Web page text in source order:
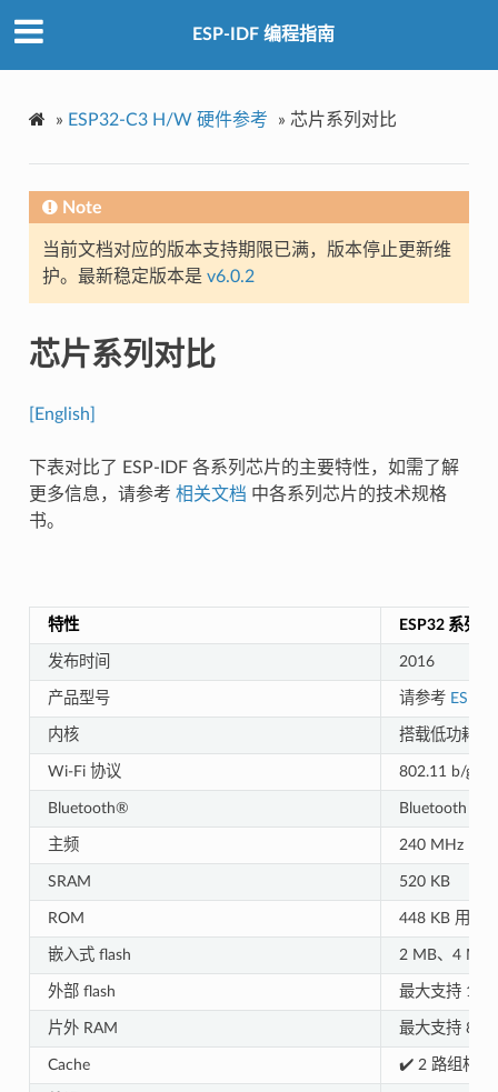
ESP-IDF 编程指南
» ESP32-C3 H/W 硬件参考 » 芯片系列对比
Note
当前文档对应的版本支持期限已满，版本停止更新维
护。最新稳定版本是 v6.0.2
芯片系列对比
[English]
下表对比了 ESP-IDF 各系列芯片的主要特性，如需了解
更多信息，请参考 相关文档 中各系列芯片的技术规格
书。
特性 ESP32 系列
发布时间 2016
产品型号 请参考
内核 搭载低功耗
Wi-Fi 协议 802.11 b/g/n
Bluetooth® Bluetooth
主频 240 MHz（
SRAM 520 KB
ROM 448 KB 用于
嵌入式 flash 2 MB、4 MB
外部 flash 最大支持 16
片外 RAM 最大支持 8
Cache ✔️ 2 路组相联